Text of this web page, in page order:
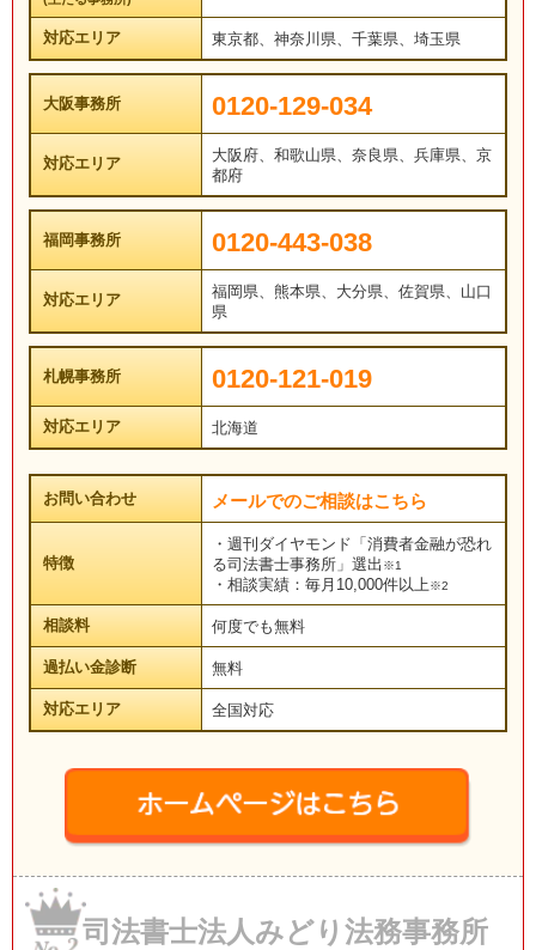
対応エリア 東京都、神奈川県、千葉県、埼玉県
大阪事務所 0120-129-034
対応エリア
大阪府、和歌山県、奈良県、兵庫県、京
都府
福岡事務所 0120-443-038
対応エリア
福岡県、熊本県、大分県、佐賀県、山口
県
札幌事務所 0120-121-019
対応エリア 北海道
お問い合わせ メールでのご相談はこちら
特徴
・週刊ダイヤモンド「消費者金融が恐れ
る司法書士事務所」選出 ※1
・相談実績：毎月10,000件以上※2
相談料 何度でも無料
過払い金診断 無料
対応エリア 全国対応
司法書士法人みどり法務事務所